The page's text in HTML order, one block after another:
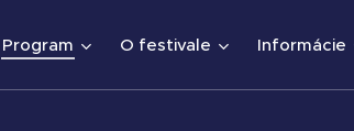
Program O festivale Informácie